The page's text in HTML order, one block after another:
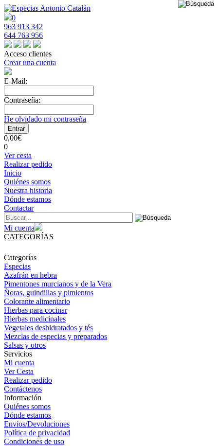
0
963 913 342
644 763 956
Acceso clientes
Crear una cuenta
E-Mail:
Contraseña:
He olvidado mi contraseña
0,00€
0
Ver cesta
Realizar pedido
Inicio
Quiénes somos
Nuestra historia
Dónde estamos
Contactar
Mi cuenta
CATEGORÍAS
Categorías
Especias
Azafrán en hebra
Pimentones murcianos y de la Vera
Ñoras, guindillas y pimientos
Colorante alimentario
Hierbas para cocinar
Hierbas medicinales
Vegetales deshidratados y tés
Mezclas de especias y preparados
Salsas y otros
Servicios
Mi cuenta
Ver Cesta
Realizar pedido
Contáctenos
Información
Quiénes somos
Dónde estamos
Envíos/Devoluciones
Política de privacidad
Condiciones de uso